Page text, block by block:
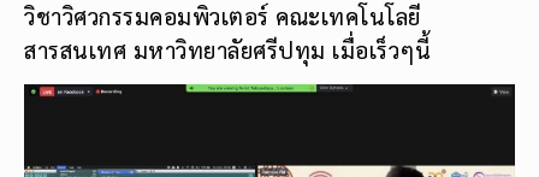
วิชาวิศวกรรมคอมพิวเตอร์ คณะเทคโนโลยี
สารสนเทศ มหาวิทยาลัยศรีปทุม เมื่อเร็วๆนี้